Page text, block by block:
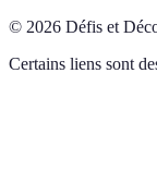
© 2026 Défis et
Certains liens sont